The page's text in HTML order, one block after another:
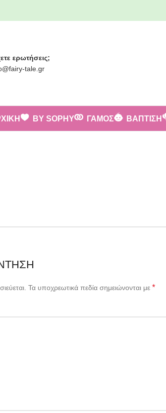
ερωτήσεις;
tale.gr
BY SOPHY ΓΑΜΟΣ ΒΑΠΤΙΣΗ
Τα υποχρεωτικά πεδία σημειώνονται με *